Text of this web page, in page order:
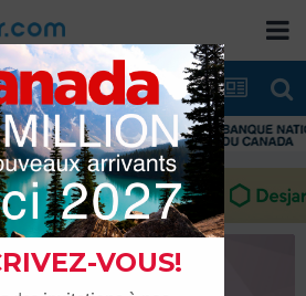
votre transition